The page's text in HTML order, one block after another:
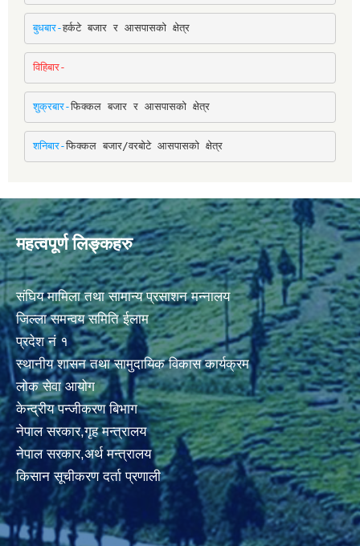
बुधबार-हर्कटे बजार र आसपासको क्षेत्र
विहिबार-
शुक्रबार-फिक्कल बजार र आसपासको क्षेत्र
शनिबार-फिक्कल बजार/वरबोटे आसपासको क्षेत्र
महत्वपूर्ण लिङ्कहरु
संघिय मामिला तथा सामान्य प्रसाशन मन्नालय
जिल्ला समन्वय समिति ईलाम
प्रदेश नं १
स्थानीय शासन तथा सामुदायिक विकास कार्यक्रम
लोक सेवा आयोग
केन्द्रीय पन्जीकरण बिभाग
नेपाल सरकार,गृह मन्त्रालय
नेपाल सरकार,अर्थ मन्त्रालय
किसान सूचीकरण दर्ता प्रणाली